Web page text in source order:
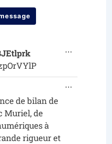
...
de bilan de
Muriel, de
à
rigueur et
...